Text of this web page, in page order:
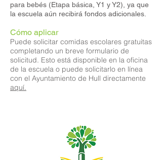
para bebés (Etapa básica, Y1 y Y2), ya que
la escuela aún recibirá fondos adicionales.
Cómo aplicar
Puede solicitar comidas escolares gratuitas
completando un breve formulario de
solicitud. Esto está disponible en la oficina
de la escuela o puede solicitarlo en línea
con el Ayuntamiento de Hull directamente
aquí.